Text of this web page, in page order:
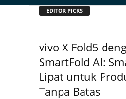
EDITOR PICKS
vivo X Fold5
SmartFold AI:
Lipat untuk
Tanpa Batas